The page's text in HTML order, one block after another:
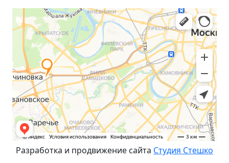
Разработка и продвижение сайта Студия Стешко